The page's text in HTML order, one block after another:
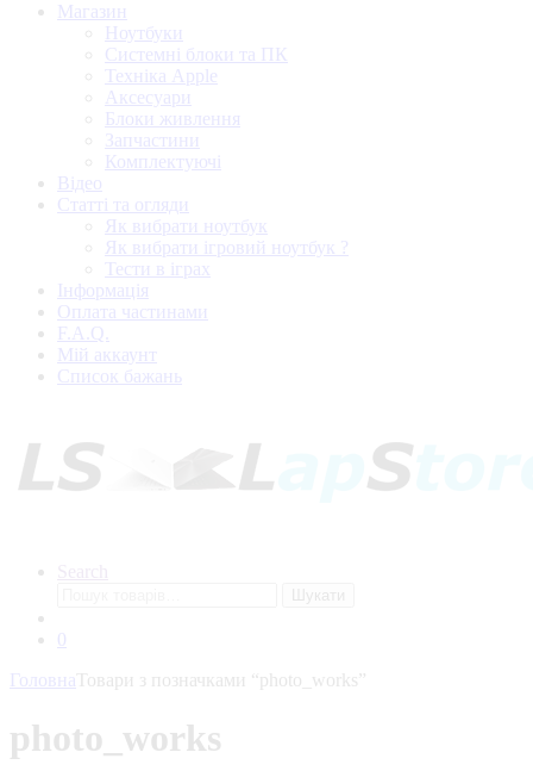
Магазин
Ноутбуки
Системні блоки та ПК
Техніка Apple
Аксесуари
Блоки живлення
Запчастини
Комплектуючі
Відео
Статті та огляди
Як вибрати ноутбук
Як вибрати ігровий ноутбук ?
Тести в іграх
Інформація
Оплата частинами
F.A.Q.
Мій аккаунт
Список бажань
0
Головна Товари з позначками “photo_works”
photo_works